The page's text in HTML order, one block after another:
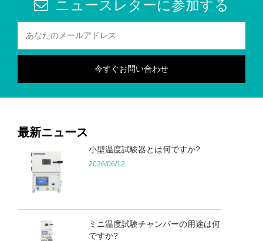
ニュースレターに参加する
最新ニュース
小型温度試験器とは何ですか?
2026/06/12
ミニ温度試験チャンバーの用途は何
ですか?